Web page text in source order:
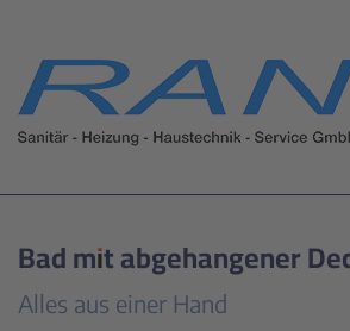
Bad mit abgehangener
Alles aus einer Hand